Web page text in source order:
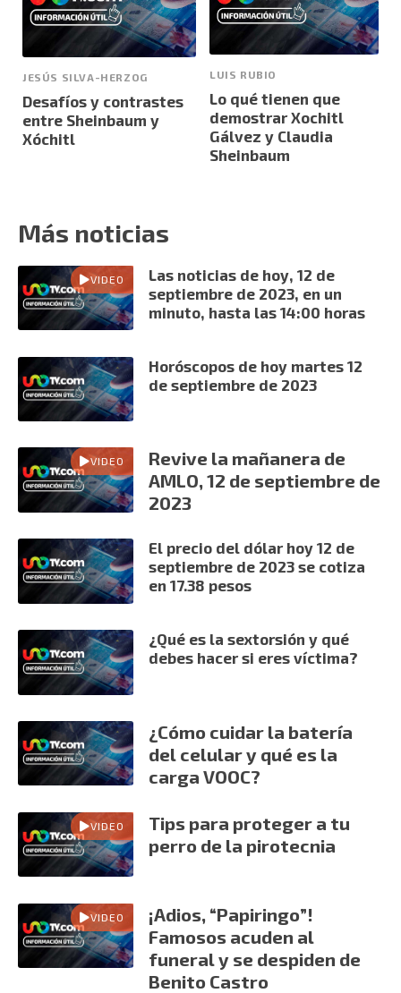
JESÚS SILVA-HERZOG
Desafíos y contrastes
entre Sheinbaum y
Xóchitl
LUIS RUBIO
Lo qué tienen que
demostrar Xochitl
Gálvez y Claudia
Sheinbaum
Más noticias
VIDEO
Las noticias de hoy, 12 de
septiembre de 2023, en un
minuto, hasta las 14:00 horas
Horóscopos de hoy martes 12
de septiembre de 2023
VIDEO
Revive la mañanera de
AMLO, 12 de septiembre de
2023
El precio del dólar hoy 12 de
septiembre de 2023 se cotiza
en 17.38 pesos
¿Qué es la sextorsión y qué
debes hacer si eres víctima?
¿Cómo cuidar la batería
del celular y qué es la
carga VOOC?
VIDEO
Tips para proteger a tu
perro de la pirotecnia
VIDEO
¡Adios, “Papiringo”!
Famosos acuden al
funeral y se despiden de
Benito Castro